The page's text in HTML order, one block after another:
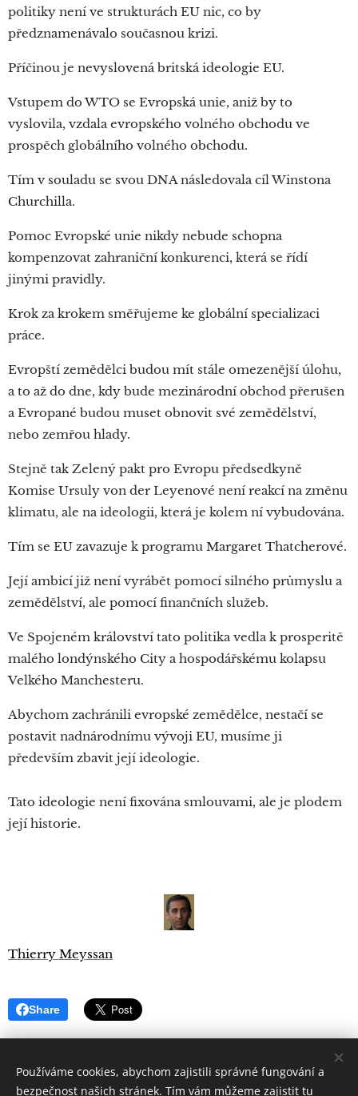
politiky není ve strukturách EU nic, co by
předznamenávalo současnou krizi.
Příčinou je nevyslovená britská ideologie EU.
Vstupem do WTO se Evropská unie, aniž by to
vyslovila, vzdala evropského volného obchodu ve
prospěch globálního volného obchodu.
Tím v souladu se svou DNA následovala cíl Winstona
Churchilla.
Pomoc Evropské unie nikdy nebude schopna
kompenzovat zahraniční konkurenci, která se řídí
jinými pravidly.
Krok za krokem směřujeme ke globální specializaci
práce.
Evropští zemědělci budou mít stále omezenější úlohu,
a to až do dne, kdy bude mezinárodní obchod přerušen
a Evropané budou muset obnovit své zemědělství,
nebo zemřou hlady.
Stejně tak Zelený pakt pro Evropu předsedkyně
Komise Ursuly von der Leyenové není reakcí na změnu
klimatu, ale na ideologii, která je kolem ní vybudována.
Tím se EU zavazuje k programu Margaret Thatcherové.
Její ambicí již není vyrábět pomocí silného průmyslu a
zemědělství, ale pomocí finančních služeb.
Ve Spojeném království tato politika vedla k prosperitě
malého londýnského City a hospodářskému kolapsu
Velkého Manchesteru.
Abychom zachránili evropské zemědělce, nestačí se
postavit nadnárodnímu vývoji EU, musíme ji
především zbavit její ideologie.
Tato ideologie není fixována smlouvami, ale je plodem
její historie.
Thierry Meyssan
Share
Používáme cookies, abychom zajistili správné fungování a
bezpečnost našich stránek. Tím vám můžeme zajistit tu